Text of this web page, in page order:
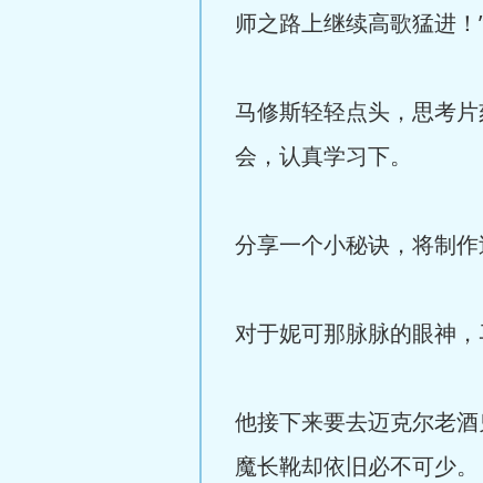
师之路上继续高歌猛进！
马修斯轻轻点头，思考
会，认真学习下。
分享一个小秘诀，将制
对于妮可那脉脉的眼神
他接下来要去迈克尔老
魔长靴却依旧必不可少。